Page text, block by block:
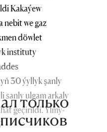
Kakaýew
nebit we gaz
döwlet
instituty
30 ýyllyk şanly
sanly ulgam arkaly
geçirildi. Ylmy-
umumy
только